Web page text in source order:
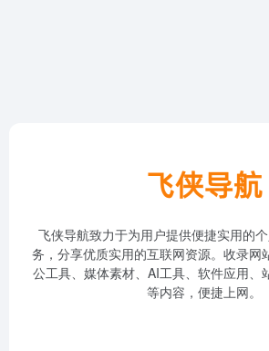
飞侠导航致力于为用户提供便捷实用的
务，分享优质实用的互联网资源。收录网
公工具、媒体素材、AI工具、软件应用、
等内容，便捷上网。